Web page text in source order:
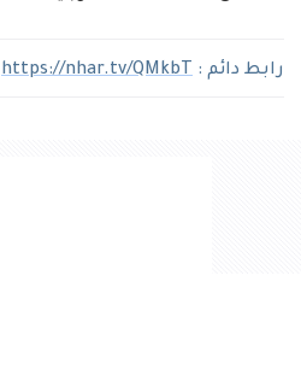
رابط دائم : https://nhar.tv/QMkbT